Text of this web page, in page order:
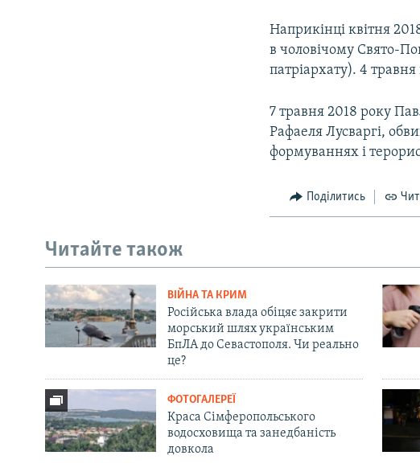
Наприкінці квітня
в чоловічому Свято-
патріархату). 4
7 травня 2018 року
Рафаеля Лусваргі,
формуваннях і
Поділитись
Читайте також
ВІЙНА ТА КРИМ
Російська влада обіцяє закрити
морський шлях українським
БпЛА до Севастополя. Чи реально
це?
ФОТОГАЛЕРЕЇ
Краса Сімферопольського
водосховища та занедбаність
довкола